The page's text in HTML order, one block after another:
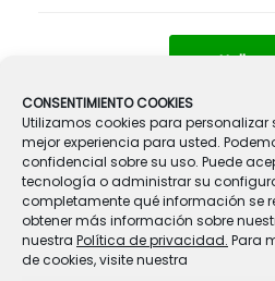
CONSENTIMIENTO COOKIES
Utilizamos cookies para
mejor experiencia para usted.
confidencial sobre su uso. Puede
tecnología o administrar su
completamente qué información se
obtener más información sobre
nuestra Política de privacidad. Para
de cookies, visite nuestra
Navegador de artículos
←
ELECCIONES AL